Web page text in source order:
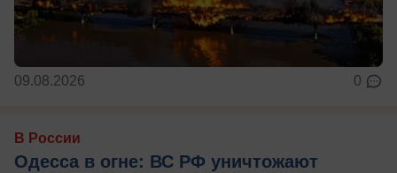
09.08.2026 0
В России
Одесса в огне: ВС РФ уничтожают